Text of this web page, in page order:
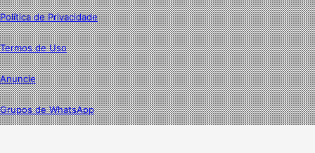
Política de Privacidade
Termos de Uso
Anuncie
Grupos de WhatsApp